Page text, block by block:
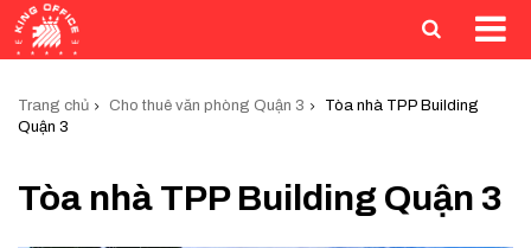
Trang chủ Cho thuê văn phòng Quận 3
Tòa nhà TPP Building
Quận 3
Tòa nhà TPP Building Quận 3